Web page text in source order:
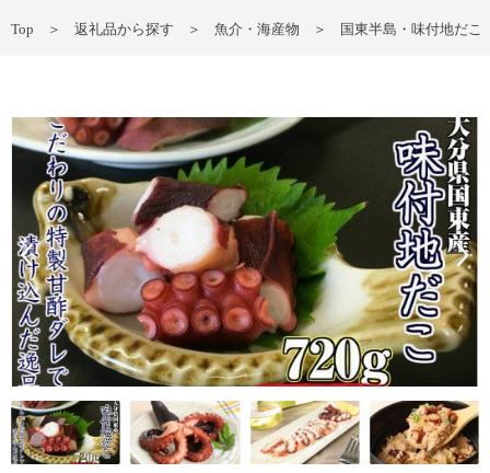
Top 返礼品から探す 魚介・海産物 国東半島・味付地だこ